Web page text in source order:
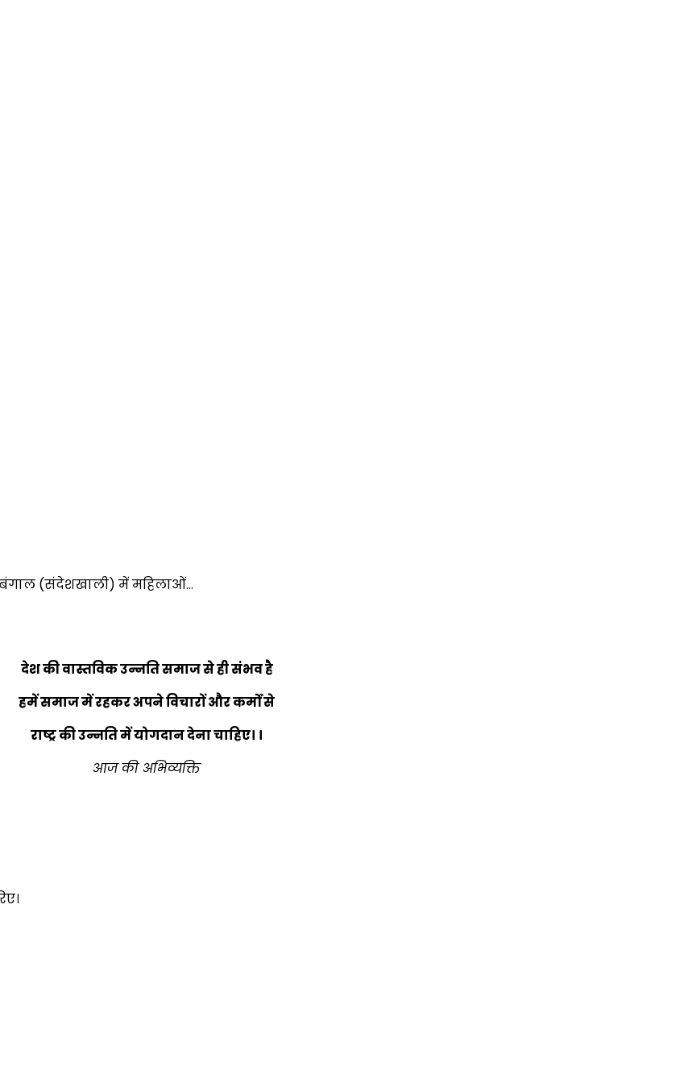
बंगाल (संदेशखाली) में महिलाओं…
देश की वास्तविक उन्नति समाज से ही संभव है
हमें समाज में रहकर अपने विचारों और कर्मों से
राष्ट्र की उन्नति में योगदान देना चाहिए। ।
आज की अभिव्यक्ति